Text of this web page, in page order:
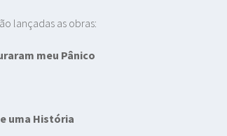
lançadas as obras:
meu Pânico
uma História